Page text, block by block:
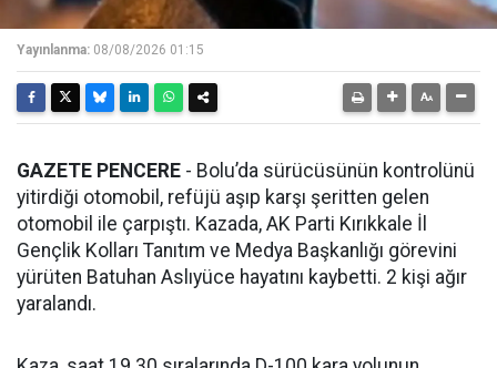
Yayınlanma: 08/08/2026 01:15
GAZETE PENCERE - Bolu’da sürücüsünün kontrolünü
yitirdiği otomobil, refüjü aşıp karşı şeritten gelen
otomobil ile çarpıştı. Kazada, AK Parti Kırıkkale İl
Gençlik Kolları Tanıtım ve Medya Başkanlığı görevini
yürüten Batuhan Aslıyüce hayatını kaybetti. 2 kişi ağır
yaralandı.